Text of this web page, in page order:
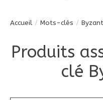
Accueil / Mots-clés /
Produits
clé